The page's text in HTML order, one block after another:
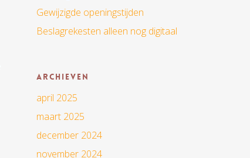
Gewijzigde openingstijden
Beslagrekesten alleen nog digitaal
Archieven
april 2025
maart 2025
december 2024
november 2024